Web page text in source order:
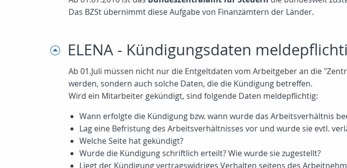
Das BZSt übernimmt diese Aufgabe von Finanzämtern der Länder.
ELENA - Kündigungsdaten
Ab 01.Juli müssen nicht nur die Entgeltdaten vom Arbeitgeber an die
werden, sondern auch solche Daten, die die Kündigung betreffen.
Wird ein Mitarbeiter gekündigt, sind folgende Daten meldepflichtig:
Wann erfolgte die Kündigung bzw. wann wurde das Arbeitsverhältnis
Lag eine Befristung des Arbeitsverhältnisses vor und wurde sie evtl.
Welche Seite hat gekündigt?
Wurde die Kündigung schriftlich erteilt? Wie wurde sie zugestellt?
Liegt der Kündigung vertragswidriges Verhalten seitens des